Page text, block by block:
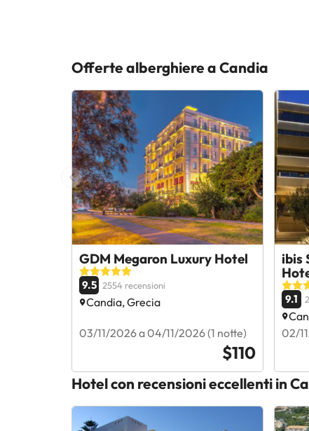
Offerte alberghiere a Candia
GDM Megaron Luxury Hotel
9.5 2554 recensioni
Candia, Grecia
03/11/2026 a 04/11/2026 (1 notte)
$110
ibis
9.1
02/
Hotel con recensioni eccellenti in